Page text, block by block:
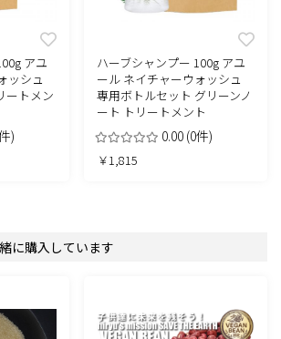
アユ
ッシュ
ートメン
)
ハーブシャンプー 100g アユ
ール ネイチャーウォッシュ
専用ボトルセット グリーンノ
ート トリートメント
0.00 (0件)
￥1,815
に購入しています